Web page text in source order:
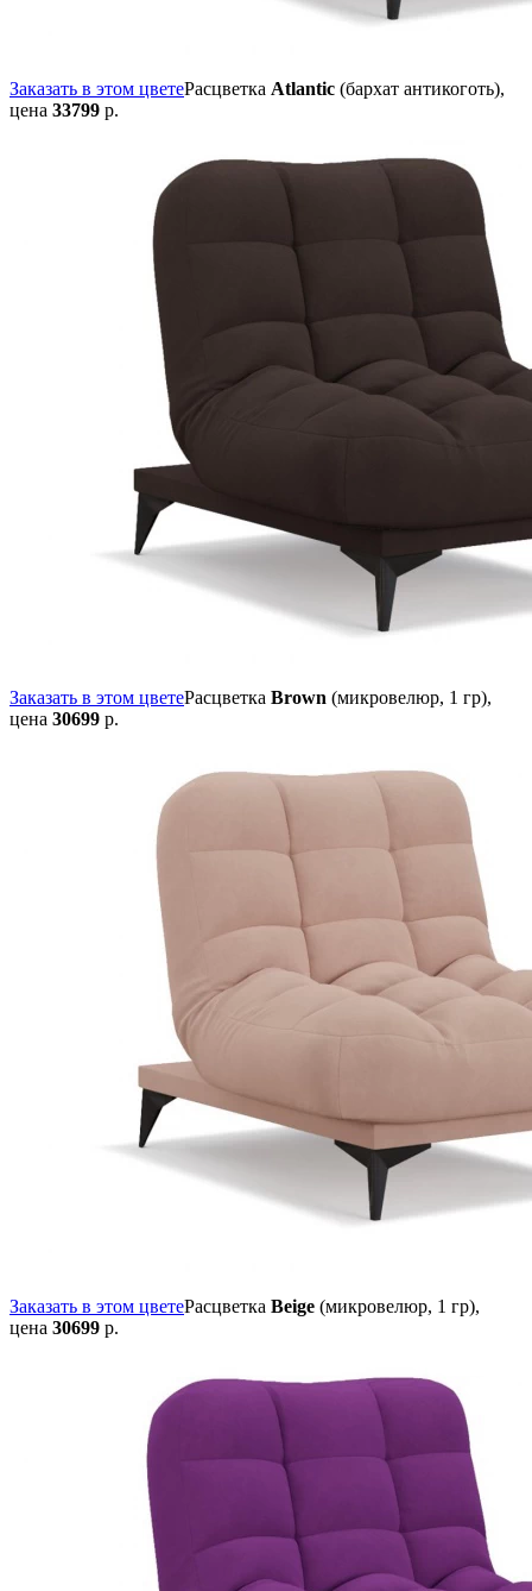
Заказать в этом цветеРасцветка Atlantic (бархат антикоготь),
цена 33799 р.
Заказать в этом цветеРасцветка Brown (микровелюр, 1 гр),
цена 30699 р.
Заказать в этом цветеРасцветка Beige (микровелюр, 1 гр),
цена 30699 р.